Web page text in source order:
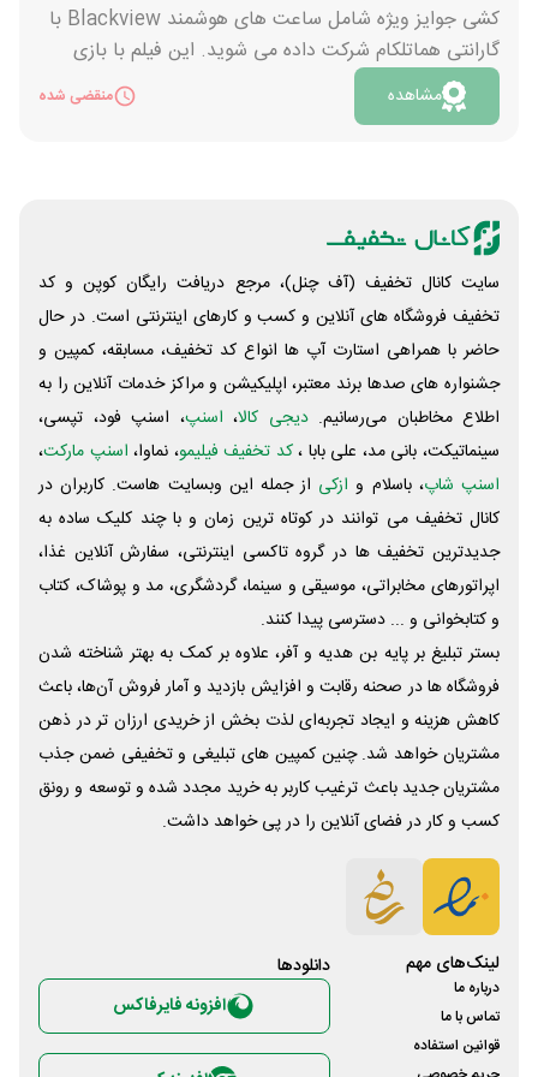
کشی جوایز ویژه شامل ساعت های هوشمند Blackview با
گارانتی هماتلکام شرکت داده می شوید. این فیلم با بازی
بازیگران احمد مهرانفر، شبنم مقدمی و بهاره کیان افشار و به
کارگردانی رضا مقصودی تولید شده است. اسامی برندگان
مشاهده منقضی شده
سایت کانال تخفیف (آف چنل)، مرجع دریافت رایگان کوپن و کد
تخفیف فروشگاه های آنلاین و کسب و‌ کارهای اینترنتی است. در حال
حاضر با همراهی استارت آپ ها انواع کد تخفیف، مسابقه، کمپین و
جشنواره های صدها برند معتبر، اپلیکیشن و مراکز خدمات آنلاین را به
اطلاع مخاطبان می‌رسانیم. دیجی کالا، اسنپ، اسنپ فود، تپسی،
سینماتیکت، بانی مد، علی‌ بابا ،کد تخفیف فیلیمو، نماوا، اسنپ مارکت،
اسنپ شاپ، باسلام و ازکی از جمله این وبسایت ‌هاست. کاربران در
کانال تخفیف می توانند در کوتاه ترین زمان و با چند کلیک ساده به
جدیدترین تخفیف ها در گروه تاکسی اینترنتی، سفارش آنلاین غذا،
اپراتورهای مخابراتی، موسیقی و سینما، گردشگری، مد و پوشاک، کتاب
و کتابخوانی و ... دسترسی پیدا کنند.
بستر تبلیغ بر پایه بن هدیه و آفر، علاوه بر کمک به بهتر شناخته شدن
فروشگاه ها در صحنه رقابت و افزایش بازدید و آمار فروش آن‌ها، باعث
کاهش هزینه و ایجاد تجربه‌ای لذت بخش از خریدی ارزان تر در ذهن
مشتریان خواهد شد. چنین کمپین های تبلیغی و تخفیفی ضمن جذب
مشتریان جدید باعث ترغیب کاربر به خرید مجدد شده و توسعه و رونق
کسب و کار در فضای آنلاین را در پی خواهد داشت.
لینک‌های مهم
درباره ما
تماس با ما
قوانین استفاده
دانلود‌ها
افزونه فایرفاکس